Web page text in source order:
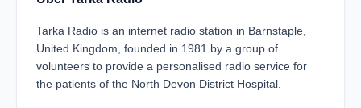
Tarka Radio is an internet radio station in Barnstaple,
United Kingdom, founded in 1981 by a group of
volunteers to provide a personalised radio service for
the patients of the North Devon District Hospital.